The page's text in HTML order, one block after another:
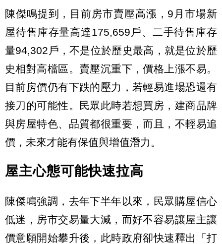
陳傑鳴提到，目前房市賣壓高漲，9月市場新
屋待售庫存量高達175,659戶、二手待售庫存
量94,302戶，不是位於歷史最高，就是位於歷
史相對高檔區。賣壓沉重下，價格上漲不易。
目前房價仍有下跌的壓力，若輕易進場恐還有
接刀的可能性。民眾此時若想買房，建商品牌
與房屋特色、品質都很重要，而且，不輕易追
價，未來才能有保值與增值潛力。
屋主心態可能快速拉高
陳傑鳴強調，去年下半年以來，民眾購屋信心
低迷，房市交易量大減，而好不容易讓屋主讓
價意願開始攀升後，此時政府卻快速釋出「打